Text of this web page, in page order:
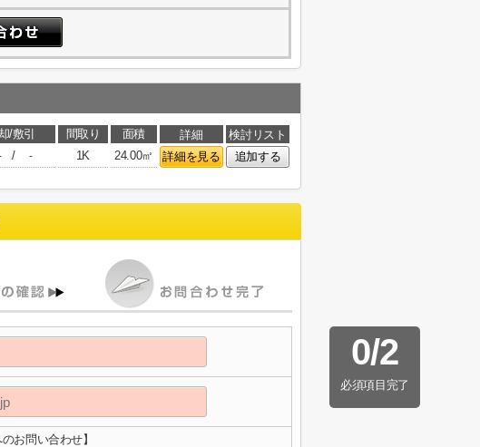
/敷引 間取り 面積 詳細
検討リスト
/ - 1K 24.00㎡ 詳細を見る 追加する
0/2
必須項目完了
お問い合わせ】